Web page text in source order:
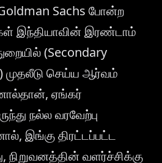
Sachs போன்ற
இந்தியாவின் இரண்டாம்
(Secondary
முதலீடு செய்ய ஆர்வம்
ஏங்கர்
நல்ல வரவேற்பு
இங்கு திரட்டப்பட்ட
நிறுவனத்தின் வளர்ச்சிக்கு